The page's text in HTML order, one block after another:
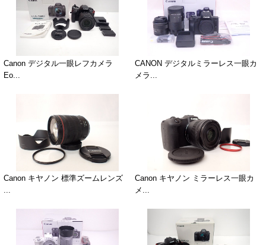
Canon デジタル一眼レフカメラ
Eo...
CANON デジタルミラーレス一眼カ
メラ...
Canon キヤノン 標準ズームレンズ
...
Canon キヤノン ミラーレス一眼カ
メ...